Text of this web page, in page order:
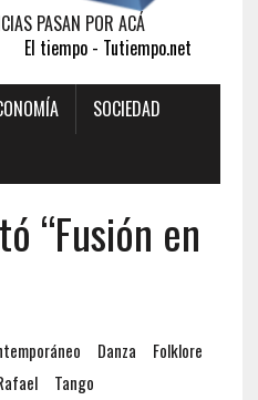
PASAN POR ACÁ
El tiempo - Tutiempo.net
SOCIEDAD
“Fusión en
Danza
Folklore
Tango